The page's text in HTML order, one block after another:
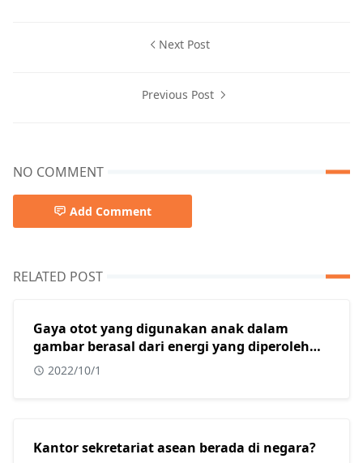
Next Post
Previous Post
NO COMMENT
Add Comment
RELATED POST
Gaya otot yang digunakan anak dalam
gambar berasal dari energi yang diperoleh
dari?
2022/10/1
Kantor sekretariat asean berada di negara?